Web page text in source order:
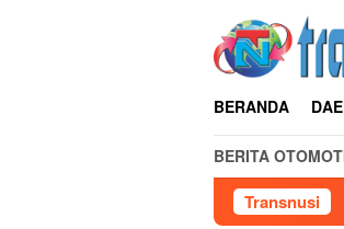
BERANDA
BERITA
Transnusi